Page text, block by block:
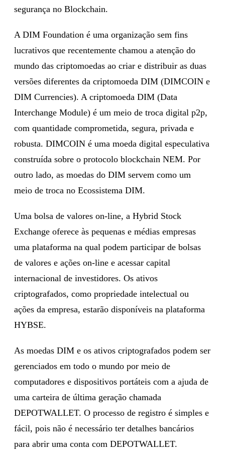
segurança no Blockchain.
A DIM Foundation é uma organização sem fins
lucrativos que recentemente chamou a atenção do
mundo das criptomoedas ao criar e distribuir as duas
versões diferentes da criptomoeda DIM (DIMCOIN e
DIM Currencies). A criptomoeda DIM (Data
Interchange Module) é um meio de troca digital p2p,
com quantidade comprometida, segura, privada e
robusta. DIMCOIN é uma moeda digital especulativa
construída sobre o protocolo blockchain NEM. Por
outro lado, as moedas do DIM servem como um
meio de troca no Ecossistema DIM.
Uma bolsa de valores on-line, a Hybrid Stock
Exchange oferece às pequenas e médias empresas
uma plataforma na qual podem participar de bolsas
de valores e ações on-line e acessar capital
internacional de investidores. Os ativos
criptografados, como propriedade intelectual ou
ações da empresa, estarão disponíveis na plataforma
HYBSE.
As moedas DIM e os ativos criptografados podem ser
gerenciados em todo o mundo por meio de
computadores e dispositivos portáteis com a ajuda de
uma carteira de última geração chamada
DEPOTWALLET. O processo de registro é simples e
fácil, pois não é necessário ter detalhes bancários
para abrir uma conta com DEPOTWALLET.